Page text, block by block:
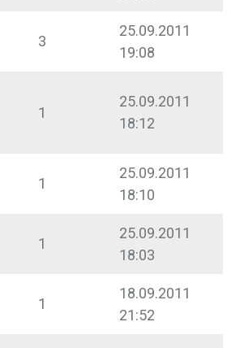
3
25.09.2011
19:08
1
25.09.2011
18:12
1
25.09.2011
18:10
1
25.09.2011
18:03
1
18.09.2011
21:52